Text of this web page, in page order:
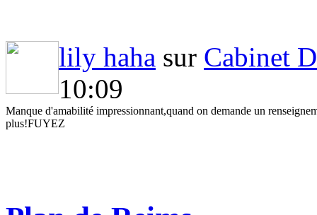
lily haha sur Cabinet
10:09
Manque d'amabilité impressionnant,quand on demande un
plus!FUYEZ